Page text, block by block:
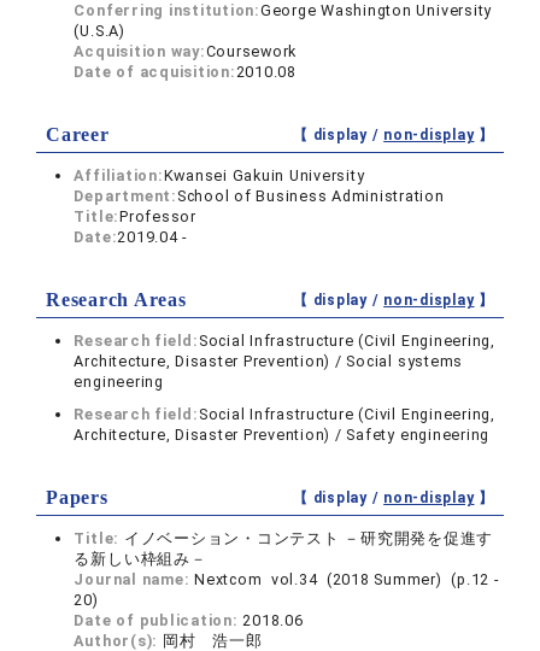
Conferring institution:George Washington University
(U.S.A)
Acquisition way:Coursework
Date of acquisition:2010.08
Career 【 display / non-display】
Affiliation:Kwansei Gakuin University
Department: School of Business Administration
Title:Professor
Date:2019.04 -
Research Areas 【 display / non-display】
Research field: Social Infrastructure (Civil Engineering,
Architecture, Disaster Prevention) / Social systems
engineering
Research field: Social Infrastructure (Civil Engineering,
Architecture, Disaster Prevention) / Safety engineering
Papers 【 display / non-display】
Title: イノベーション・コンテスト －研究開発を促進す
る新しい枠組み－
Journal name:Nextcom vol.34 (2018 Summer) (p.12 -
20)
Date of publication:2018.06
Author(s): 岡村 浩一郎